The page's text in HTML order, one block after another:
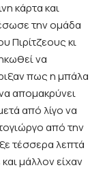
κάρτα και
την ομάδα
Πιρίτζεους κι
να
πως η μπάλα
απομακρύνει
από λίγο να
από την
τέσσερα λεπτά
μάλλον είχαν